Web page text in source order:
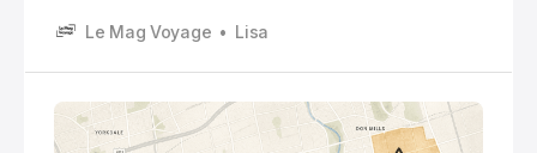
Le Mag Voyage
Lisa